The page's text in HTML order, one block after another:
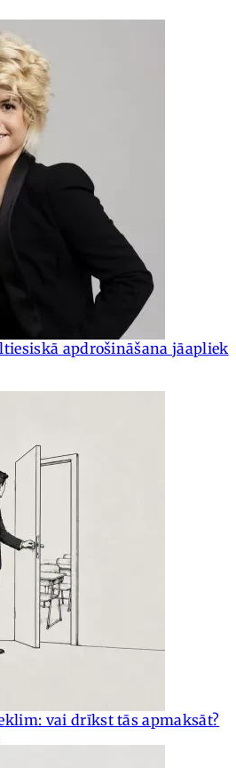
apdrošināšana jāapliek
vai drīkst tās apmaksāt?